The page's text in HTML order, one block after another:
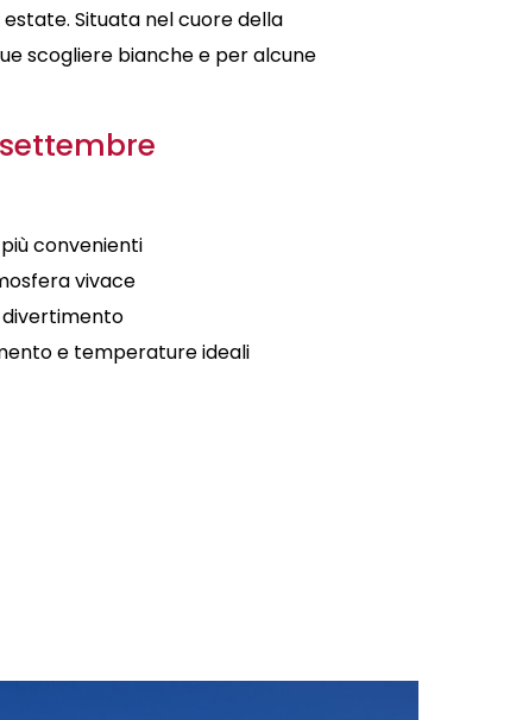
Situata nel cuore della
scogliere bianche e per alcune
convenienti
vivace
divertimento
e temperature ideali